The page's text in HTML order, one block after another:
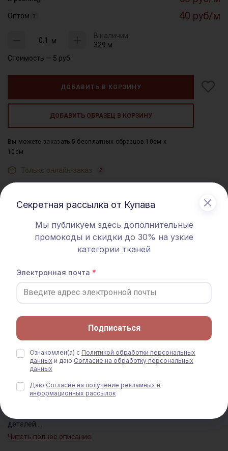
Оптом 40 руб/м
м
В наличии
329 м
Стоимость — 5 руб
ДОБАВИТЬ В КОРЗИНУ
ДОБАВИТЬ ОБРАЗЕЦ В КОРЗИНУ
Вы можете заказать 5 бесплатных образцов 10см x
10см
Только онлайн-заказ
Состав полиэстер 100%
Ширина 1.5м
Страна производитель
Артикул 008013
Тип ткани
Цвет Белый
Описание
Нетканый прокладочный материал, используемый при пошиве
деталей.
Цветопередача может отличаться от оригинального цвета в
Читать полное описание
Секретная рассылка от Купава
Мы публикуем здесь дополнительные
промокоды и скидки до 30% на узкие
категории тканей
Электронная почта
Подписаться
Ознакомлен(а) с Политикой обработки персональных
данных и даю Согласие на обработку персональных
данных
Даю Согласие на получение рекламных и
информационных рассылок